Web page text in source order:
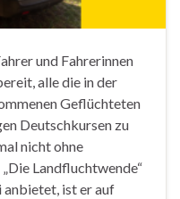
und Fahrerinnen
alle die in der
Geflüchteten
Deutschkursen zu
nicht ohne
Landfluchtwende“
anbietet, ist er auf